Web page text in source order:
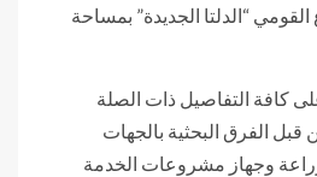
“الدلتا الجديدة” بمساحة
كافة التفاصيل ذات الصلة
الفرق البحثية بالجهات
وجهاز مشروعات الخدمة